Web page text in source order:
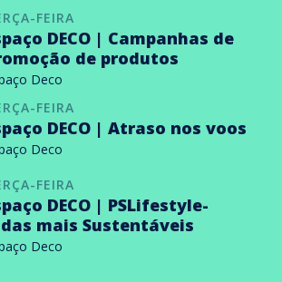
FEIRA
DECO | Campanhas de
de produtos
Deco
FEIRA
DECO | Atraso nos voos
Deco
FEIRA
DECO | PSLifestyle-
mais Sustentáveis
Deco